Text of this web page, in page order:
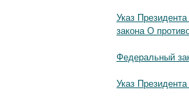
Указ
закона О
Федеральный
Указ